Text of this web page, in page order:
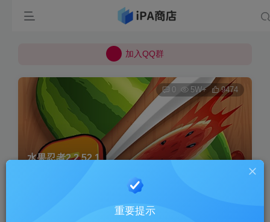
所有上传的应用 均已通过 严格的安全检测
加入QQ群
水果忍者2 2.52.1
0 5W+ 9474
重要提示